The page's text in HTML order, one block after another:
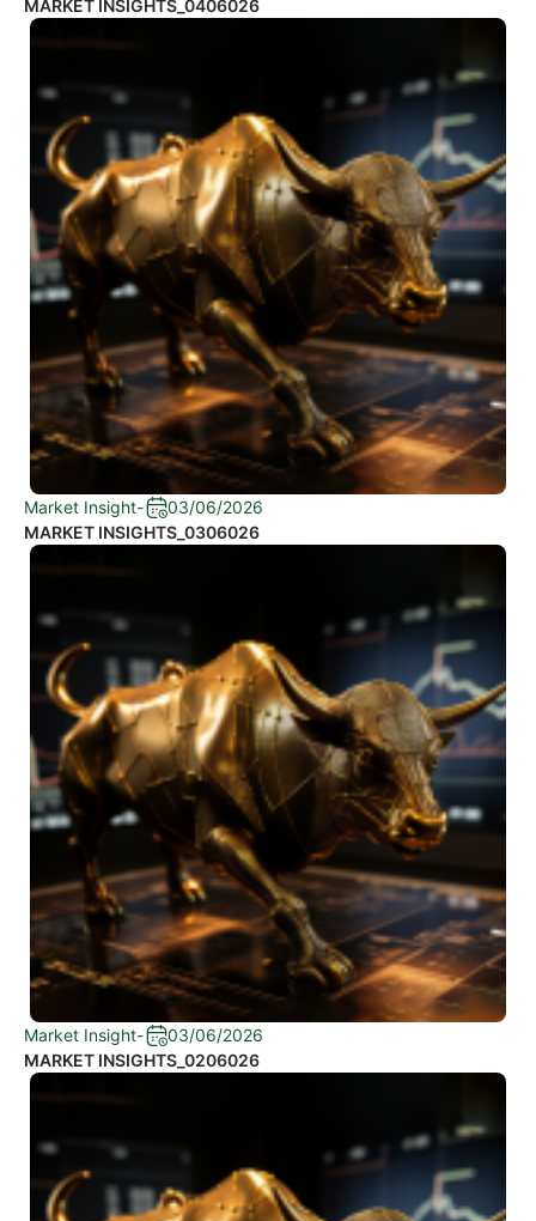
MARKET INSIGHTS_0406026
Market Insight-
03/06/2026
MARKET INSIGHTS_0306026
Market Insight-
03/06/2026
MARKET INSIGHTS_0206026